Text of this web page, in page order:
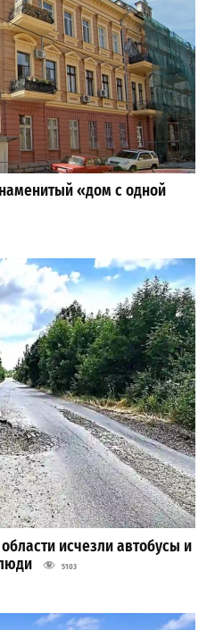
«дом с одной
исчезли автобусы и
5103